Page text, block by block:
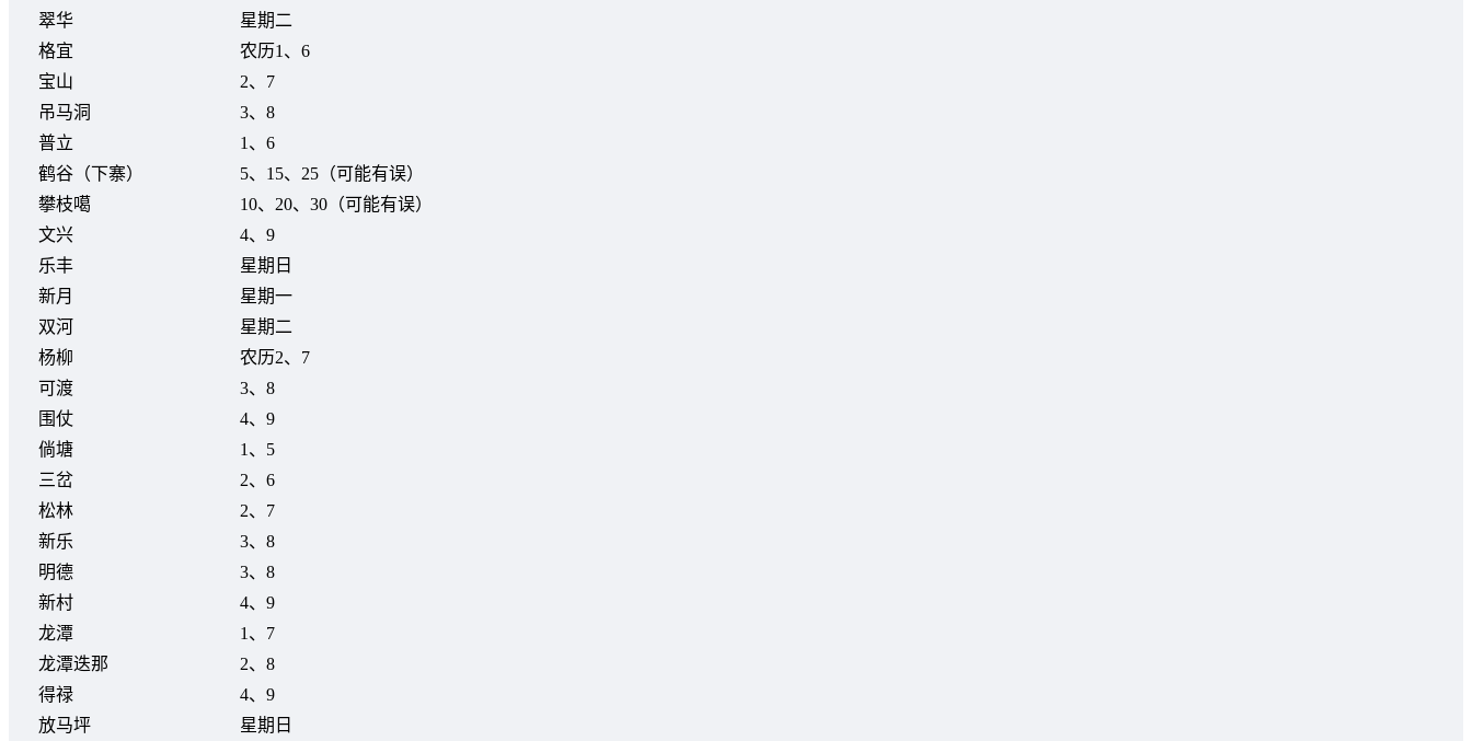
翠华
星期二
格宜
农历1、6
宝山
2、7
吊马洞
3、8
普立
1、6
鹤谷（下寨）
5、15、25（可能有误）
攀枝噶
10、20、30（可能有误）
文兴
4、9
乐丰
星期日
新月
星期一
双河
星期二
杨柳
农历2、7
可渡
3、8
围仗
4、9
倘塘
1、5
三岔
2、6
松林
2、7
新乐
3、8
明德
3、8
新村
4、9
龙潭
1、7
龙潭迭那
2、8
得禄
4、9
放马坪
星期日